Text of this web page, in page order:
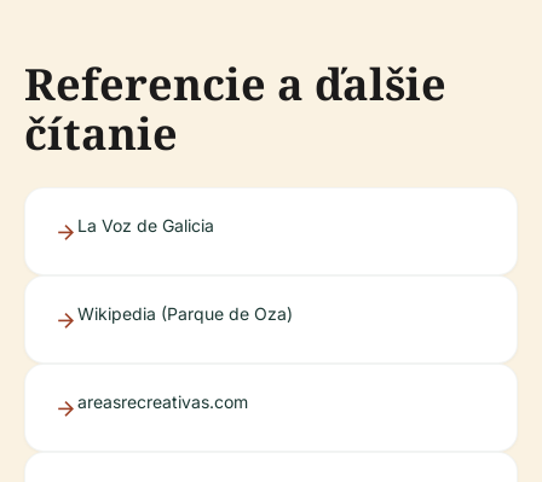
Referencie a ďalšie
čítanie
La Voz de Galicia
Wikipedia (Parque de Oza)
areasrecreativas.com